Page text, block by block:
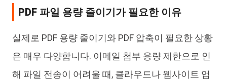
PDF 파일 용량 줄이기가 필요한 이유
실제로 PDF 용량 줄이기와 PDF 압축이 필요한 상황
은 매우 다양합니다. 이메일 첨부 용량 제한으로 인
해 파일 전송이 어려울 때, 클라우드나 웹사이트 업